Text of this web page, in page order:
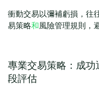
衝動交易以彌補虧損，往
易策略和風險管理規則，
專業交易策略：成
段評估